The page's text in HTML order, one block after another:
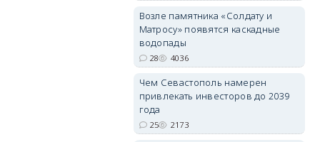
Возле памятника «Солдату и
Матросу» появятся каскадные
водопады
28 4036
Чем Севастополь намерен
привлекать инвесторов до 2039
года
25 2173